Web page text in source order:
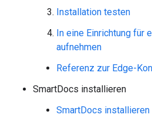
Installation testen
In eine Einrichtung für
aufnehmen
Referenz zur Edge-
SmartDocs installieren
SmartDocs installieren